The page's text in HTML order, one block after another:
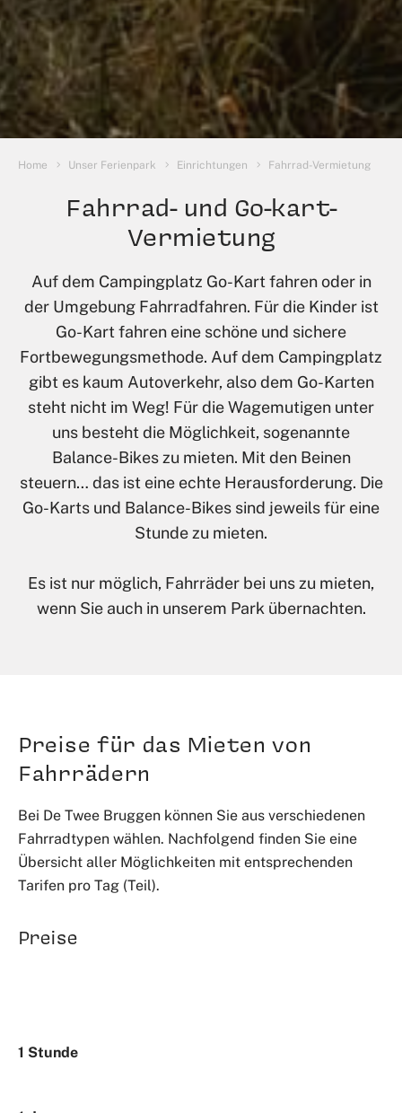
Sie sind hier:
Home Unser Ferienpark Einrichtungen Fahrrad-Vermietung
Fahrrad- und Go-kart-
Vermietung
Auf dem Campingplatz Go-Kart fahren oder in
der Umgebung Fahrradfahren. Für die Kinder ist
Go-Kart fahren eine schöne und sichere
Fortbewegungsmethode. Auf dem Campingplatz
gibt es kaum Autoverkehr, also dem Go-Karten
steht nicht im Weg! Für die Wagemutigen unter
uns besteht die Möglichkeit, sogenannte
Balance-Bikes zu mieten. Mit den Beinen
steuern… das ist eine echte Herausforderung. Die
Go-Karts und Balance-Bikes sind jeweils für eine
Stunde zu mieten.
Es ist nur möglich, Fahrräder bei uns zu mieten,
wenn Sie auch in unserem Park übernachten.
Preise für das Mieten von
Fahrrädern
Bei De Twee Bruggen können Sie aus verschiedenen
Fahrradtypen wählen. Nachfolgend finden Sie eine
Übersicht aller Möglichkeiten mit entsprechenden
Tarifen pro Tag (Teil).
Preise
1 Stunde